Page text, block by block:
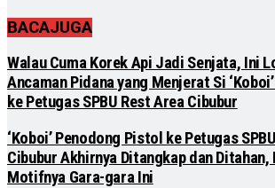
BACAJUGA
Walau Cuma Korek Api Jadi Senjata, Ini
Ancaman Pidana yang Menjerat Si
ke Petugas SPBU Rest Area Cibubur
‘Koboi’ Penodong Pistol ke Petugas
Cibubur Akhirnya Ditangkap dan
Motifnya Gara-gara Ini